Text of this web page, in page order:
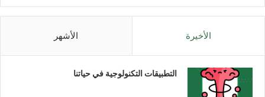
الأخيرة الأشهر
التطبيقات التكنولوجية في حياتنا